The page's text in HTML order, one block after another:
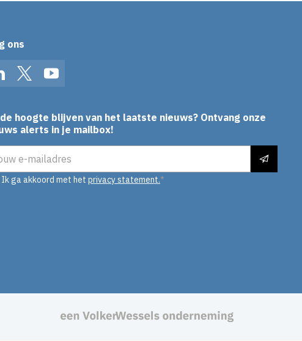
ons
TwitterYouTube
hoogte blijven van het laatste nieuws? Ontvang onze
alerts in je mailbox!
Ik ga akkoord met het privacy statement.